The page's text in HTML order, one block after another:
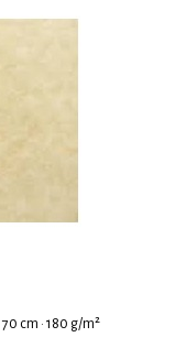
cm · 180 g/m²